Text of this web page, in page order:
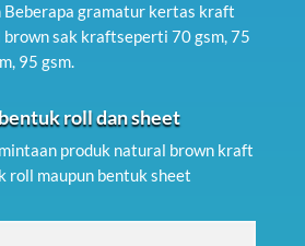
Beberapa gramatur kertas kraft
sak kraftseperti 70 gsm, 75
95 gsm.
roll dan sheet
produk natural brown kraft
roll maupun bentuk sheet